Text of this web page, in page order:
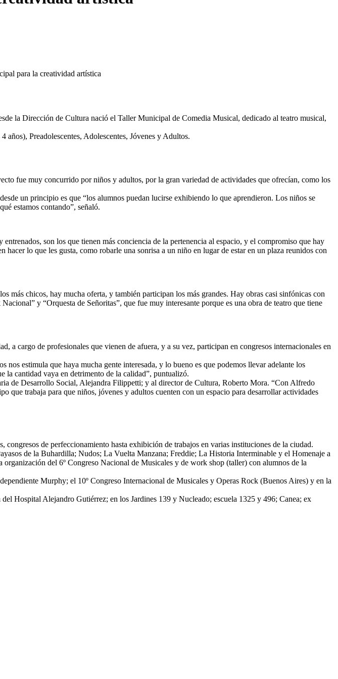
para la creatividad artística
la Dirección de Cultura nació el Taller Municipal de Comedia Musical, dedicado al teatro musical,
años), Preadolescentes, Adolescentes, Jóvenes y Adultos.
fue muy concurrido por niños y adultos, por la gran variedad de actividades que ofrecían, como los
un principio es que “los alumnos puedan lucirse exhibiendo lo que aprendieron. Los niños se
estamos contando”, señaló.
son los que tienen más conciencia de la pertenencia al espacio, y el compromiso que hay
lo que les gusta, como robarle una sonrisa a un niño en lugar de estar en un plaza reunidos con
más chicos, hay mucha oferta, y también participan los más grandes. Hay obras casi sinfónicas con
y “Orquesta de Señoritas”, que fue muy interesante porque es una obra de teatro que tiene
a cargo de profesionales que vienen de afuera, y a su vez, participan en congresos internacionales en
estimula que haya mucha gente interesada, y lo bueno es que podemos llevar adelante los
la cantidad vaya en detrimento de la calidad”, puntualizó.
de Desarrollo Social, Alejandra Filippetti; y al director de Cultura, Roberto Mora. “Con Alfredo
trabaja para que niños, jóvenes y adultos cuenten con un espacio para desarrollar actividades
de perfeccionamiento hasta exhibición de trabajos en varias instituciones de la ciudad.
de la Buhardilla; Nudos; La Vuelta Manzana; Freddie; La Historia Interminable y el Homenaje a
del 6º Congreso Nacional de Musicales y de work shop (taller) con alumnos de la
Murphy; el 10º Congreso Internacional de Musicales y Operas Rock (Buenos Aires) y en la
Hospital Alejandro Gutiérrez; en los Jardines 139 y Nucleado; escuela 1325 y 496; Canea; ex